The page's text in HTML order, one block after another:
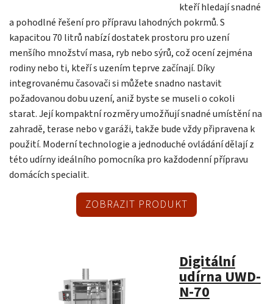
kteří hledají snadné
a pohodlné řešení pro přípravu lahodných pokrmů. S
kapacitou 70 litrů nabízí dostatek prostoru pro uzení
menšího množství masa, ryb nebo sýrů, což ocení zejména
rodiny nebo ti, kteří s uzením teprve začínají. Díky
integrovanému časovači si můžete snadno nastavit
požadovanou dobu uzení, aniž byste se museli o cokoli
starat. Její kompaktní rozměry umožňují snadné umístění na
zahradě, terase nebo v garáži, takže bude vždy připravena k
použití. Moderní technologie a jednoduché ovládání dělají z
této udírny ideálního pomocníka pro každodenní přípravu
domácích specialit.
ZOBRAZIT PRODUKT
Digitální
udírna UWD-
N-70